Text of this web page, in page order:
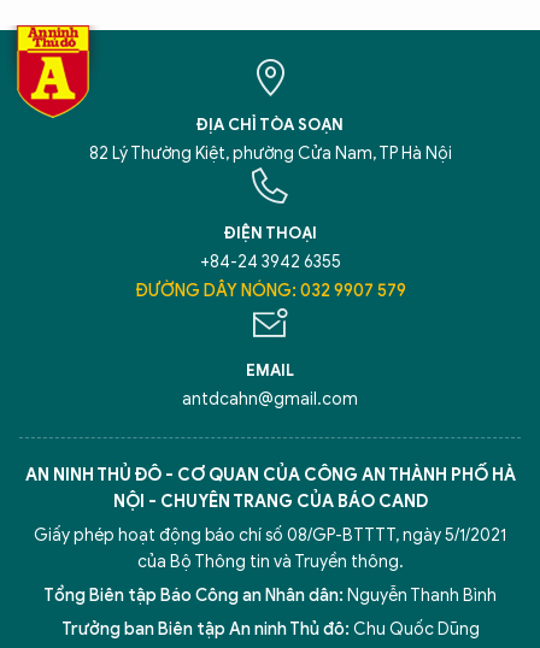
ĐỊA CHỈ TÒA SOẠN
82 Lý Thường Kiệt, phường Cửa Nam, TP Hà Nội
ĐIỆN THOẠI
+84-24 3942 6355
ĐƯỜNG DÂY NÓNG: 032 9907 579
EMAIL
antdcahn@gmail.com
AN NINH THỦ ĐÔ - CƠ QUAN CỦA CÔNG AN THÀNH PHỐ HÀ
NỘI - CHUYÊN TRANG CỦA BÁO CAND
Giấy phép hoạt động báo chí số 08/GP-BTTTT, ngày 5/1/2021
của Bộ Thông tin và Truyền thông.
Tổng Biên tập Báo Công an Nhân dân: Nguyễn Thanh Bình
Trưởng ban Biên tập An ninh Thủ đô: Chu Quốc Dũng